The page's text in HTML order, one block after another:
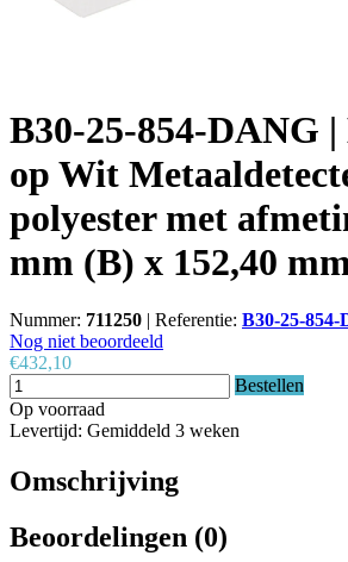
B30-25-854-DANG
op Wit
polyester met
mm (B) x 152,40
Nummer: 711250 | Referentie: B30-25-
Nog niet beoordeeld
€432,10
Bestellen
Op voorraad
Levertijd: Gemiddeld 3 weken
Omschrijving
Beoordelingen (0)